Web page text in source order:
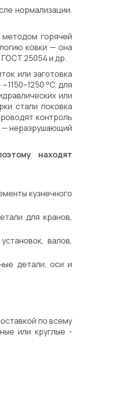
нормализации,
методом горячей
ковки — она
25054 и др.
или заготовка
°C, для
или
стали поковка
контроль
— неразрушающий
находят
кузнечного
для кранов,
валов,
детали, оси и
по всему
или круглые -